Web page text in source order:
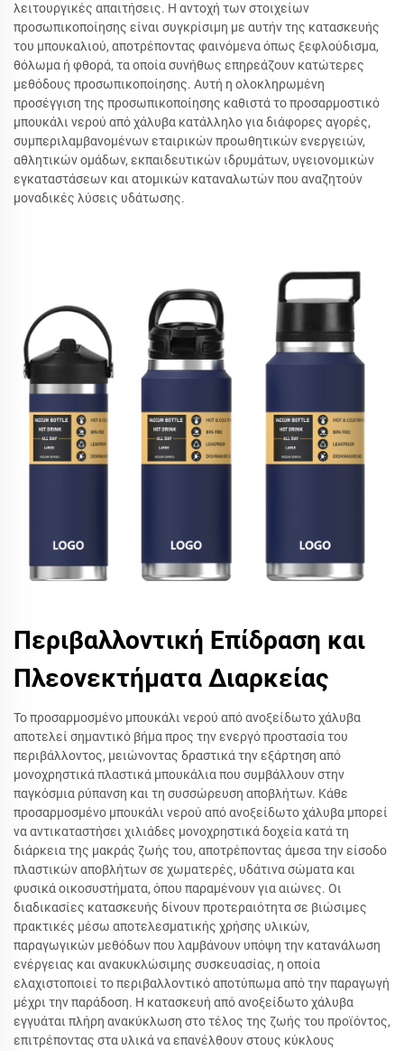
λειτουργικές απαιτήσεις. Η αντοχή των στοιχείων
προσωπικοποίησης είναι συγκρίσιμη με αυτήν της κατασκευής
του μπουκαλιού, αποτρέποντας φαινόμενα όπως ξεφλούδισμα,
θόλωμα ή φθορά, τα οποία συνήθως επηρεάζουν κατώτερες
μεθόδους προσωπικοποίησης. Αυτή η ολοκληρωμένη
προσέγγιση της προσωπικοποίησης καθιστά το προσαρμοστικό
μπουκάλι νερού από χάλυβα κατάλληλο για διάφορες αγορές,
συμπεριλαμβανομένων εταιρικών προωθητικών ενεργειών,
αθλητικών ομάδων, εκπαιδευτικών ιδρυμάτων, υγειονομικών
εγκαταστάσεων και ατομικών καταναλωτών που αναζητούν
μοναδικές λύσεις υδάτωσης.
Περιβαλλοντική Επίδραση και
Πλεονεκτήματα Διαρκείας
Το προσαρμοσμένο μπουκάλι νερού από ανοξείδωτο χάλυβα
αποτελεί σημαντικό βήμα προς την ενεργό προστασία του
περιβάλλοντος, μειώνοντας δραστικά την εξάρτηση από
μονοχρηστικά πλαστικά μπουκάλια που συμβάλλουν στην
παγκόσμια ρύπανση και τη συσσώρευση αποβλήτων. Κάθε
προσαρμοσμένο μπουκάλι νερού από ανοξείδωτο χάλυβα μπορεί
να αντικαταστήσει χιλιάδες μονοχρηστικά δοχεία κατά τη
διάρκεια της μακράς ζωής του, αποτρέποντας άμεσα την είσοδο
πλαστικών αποβλήτων σε χωματερές, υδάτινα σώματα και
φυσικά οικοσυστήματα, όπου παραμένουν για αιώνες. Οι
διαδικασίες κατασκευής δίνουν προτεραιότητα σε βιώσιμες
πρακτικές μέσω αποτελεσματικής χρήσης υλικών,
παραγωγικών μεθόδων που λαμβάνουν υπόψη την κατανάλωση
ενέργειας και ανακυκλώσιμης συσκευασίας, η οποία
ελαχιστοποιεί το περιβαλλοντικό αποτύπωμα από την παραγωγή
μέχρι την παράδοση. Η κατασκευή από ανοξείδωτο χάλυβα
εγγυάται πλήρη ανακύκλωση στο τέλος της ζωής του προϊόντος,
επιτρέποντας στα υλικά να επανέλθουν στους κύκλους